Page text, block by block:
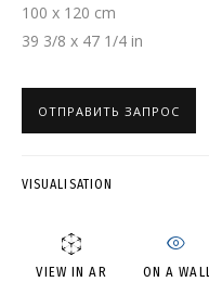
100 x 120 cm
39 3/8 x 47 1/4 in
ОТПРАВИТЬ ЗАПРОС
VISUALISATION
VIEW IN AR ON A WALL